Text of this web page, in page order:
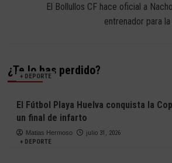
El Bollullos CF hace oficial a
entrenador para
¿Te lo has perdido?
+ DEPORTE
El Fútbol Playa Huelva conquista la
un final de infarto
Matias Hermoso
julio 31, 2026
+ DEPORTE